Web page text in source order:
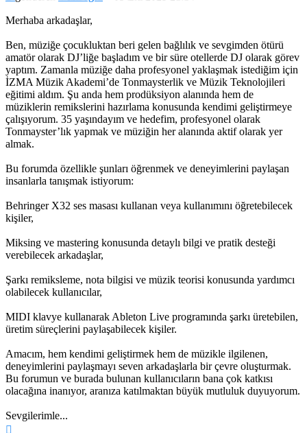
Merhaba arkadaşlar,
Ben, müziğe çocukluktan beri gelen bağlılık ve sevgimden ötürü
amatör olarak DJ’liğe başladım ve bir süre otellerde DJ olarak görev
yaptım. Zamanla müziğe daha profesyonel yaklaşmak istediğim için
İZMA Müzik Akademi’de Tonmaysterlik ve Müzik Teknolojileri
eğitimi aldım. Şu anda hem prodüksiyon alanında hem de
müziklerin remikslerini hazırlama konusunda kendimi geliştirmeye
çalışıyorum. 35 yaşındayım ve hedefim, profesyonel olarak
Tonmayster’lık yapmak ve müziğin her alanında aktif olarak yer
almak.
Bu forumda özellikle şunları öğrenmek ve deneyimlerini paylaşan
insanlarla tanışmak istiyorum:
Behringer X32 ses masası kullanan veya kullanımını öğretebilecek
kişiler,
Miksing ve mastering konusunda detaylı bilgi ve pratik desteği
verebilecek arkadaşlar,
Şarkı remiksleme, nota bilgisi ve müzik teorisi konusunda yardımcı
olabilecek kullanıcılar,
MIDI klavye kullanarak Ableton Live programında şarkı üretebilen,
üretim süreçlerini paylaşabilecek kişiler.
Amacım, hem kendimi geliştirmek hem de müzikle ilgilenen,
deneyimlerini paylaşmayı seven arkadaşlarla bir çevre oluşturmak.
Bu forumun ve burada bulunan kullanıcıların bana çok katkısı
olacağına inanıyor, aranıza katılmaktan büyük mutluluk duyuyorum.
Sevgilerimle...